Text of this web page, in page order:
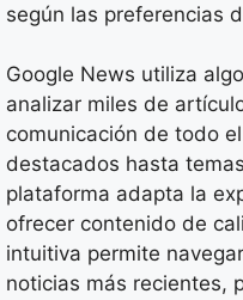
según las preferencias
Google News utiliza
analizar miles de
comunicación de todo
destacados hasta
plataforma adapta la
ofrecer contenido de
intuitiva permite
noticias más recientes,